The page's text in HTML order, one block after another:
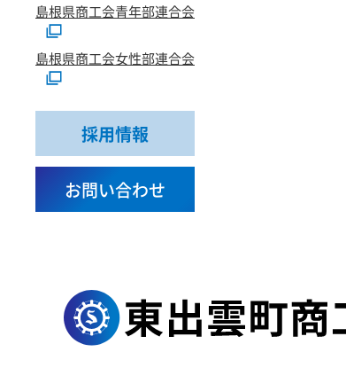
島根県商工会青年部連合会
島根県商工会女性部連合会
採用情報
お問い合わせ